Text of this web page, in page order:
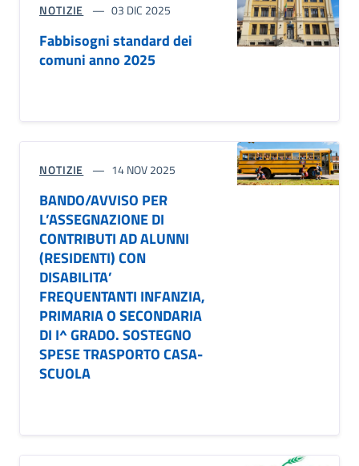
NOTIZIE 03 DIC 2025
Fabbisogni standard dei
comuni anno 2025
NOTIZIE 14 NOV 2025
BANDO/AVVISO PER
L’ASSEGNAZIONE DI
CONTRIBUTI AD ALUNNI
(RESIDENTI) CON
DISABILITA’
FREQUENTANTI INFANZIA,
PRIMARIA O SECONDARIA
DI I^ GRADO. SOSTEGNO
SPESE TRASPORTO CASA-
SCUOLA